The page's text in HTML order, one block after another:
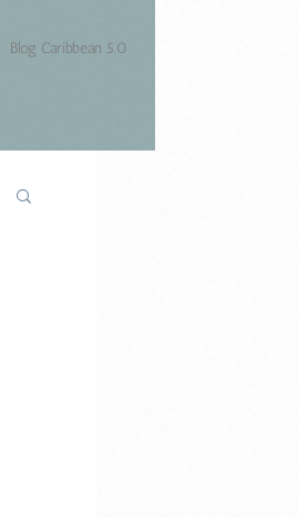
Blog Caribbean 5.0